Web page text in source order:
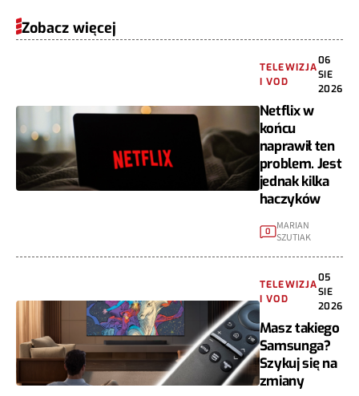
Zobacz więcej
TELEWIZJA
I VOD
06
SIE
2026
Netflix w
końcu
naprawił ten
problem. Jest
jednak kilka
haczyków
0
MARIAN
SZUTIAK
TELEWIZJA
I VOD
05
SIE
2026
Masz takiego
Samsunga?
Szykuj się na
zmiany